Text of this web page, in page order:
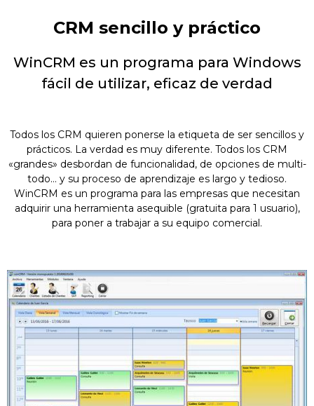
CRM sencillo y práctico
WinCRM es un programa para Windows
fácil de utilizar, eficaz de verdad
Todos los CRM quieren ponerse la etiqueta de ser sencillos y
prácticos. La verdad es muy diferente. Todos los CRM
«grandes» desbordan de funcionalidad, de opciones de multi-
todo… y su proceso de aprendizaje es largo y tedioso.
WinCRM es un programa para las empresas que necesitan
adquirir una herramienta asequible (gratuita para 1 usuario),
para poner a trabajar a su equipo comercial.